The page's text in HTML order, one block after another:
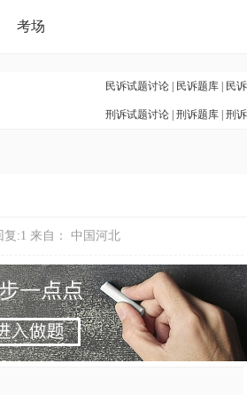
考场
民诉试题讨论| 民诉题库| 民
刑诉试题讨论| 刑诉题库| 刑
复:1 来自： 中国河北